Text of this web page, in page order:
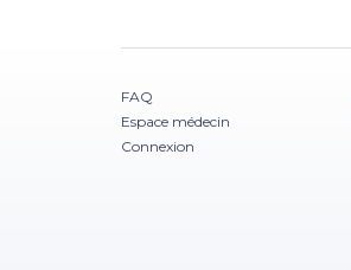
FAQ
Espace médecin
Connexion